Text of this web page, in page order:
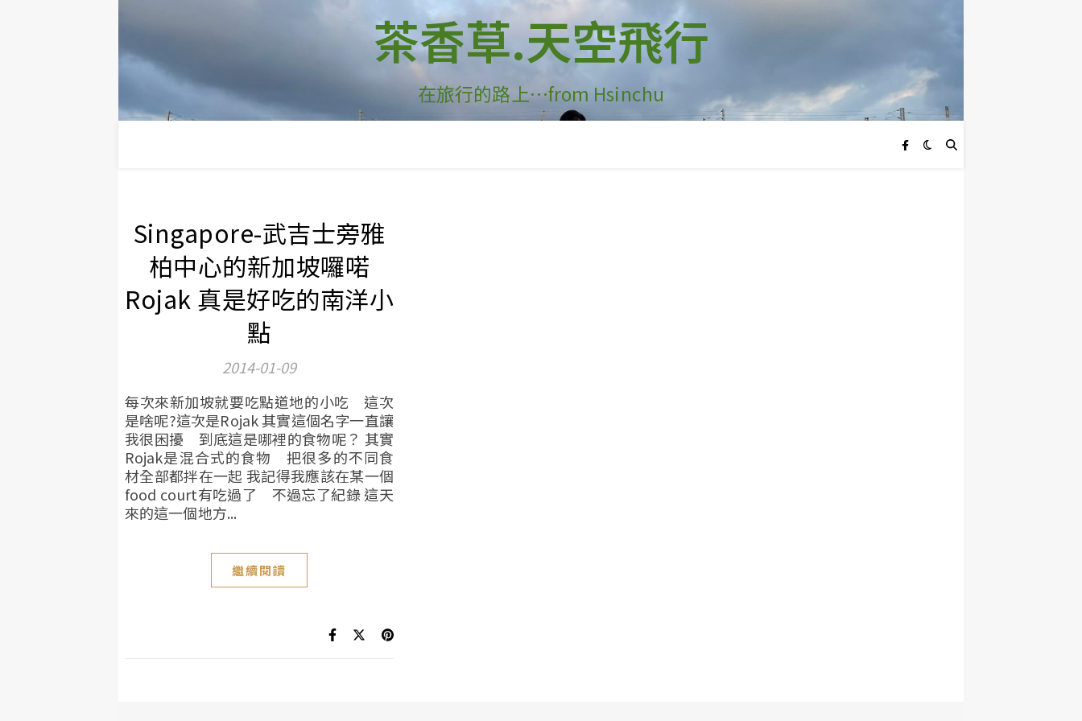
茶香草.天空飛行
在旅行的路上…from Hsinchu
Singapore-武吉士旁雅
柏中心的新加坡囉喏
Rojak 真是好吃的南洋小
點
2014-01-09
每次來新加坡就要吃點道地的小吃 這次
是啥呢?這次是Rojak 其實這個名字一直讓
我很困擾 到底這是哪裡的食物呢？ 其實
Rojak是混合式的食物 把很多的不同食
材全部都拌在一起 我記得我應該在某一個
food court有吃過了 不過忘了紀錄 這天
來的這一個地方...
繼續閱讀